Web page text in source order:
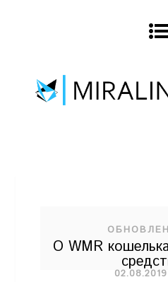
О WMR
02.08.2019